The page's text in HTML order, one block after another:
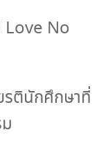
No
รตินักศึกษาที่